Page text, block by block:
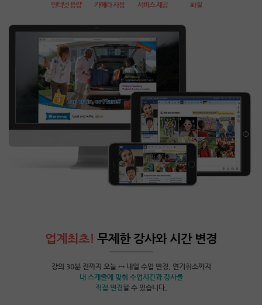
인터넷 용량
카메라 사용
서비스 제공
화질
업계최초! 무제한 강사와 시간 변경
강의 30분 전까지 오늘 ↔ 내일 수업 변경, 연기취소까지
내 스케줄에 맞춰 수업시간과 강사를
직접 변경할 수 있습니다.